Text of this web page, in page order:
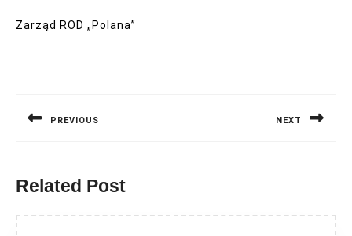
Zarząd ROD „Polana”
PREVIOUS NEXT
Related Post